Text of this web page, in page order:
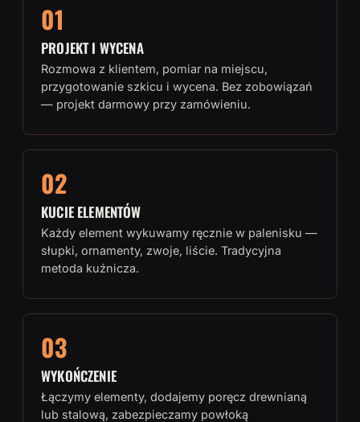
01
PROJEKT I WYCENA
Rozmowa z klientem, pomiar na miejscu,
przygotowanie szkicu i wycena. Bez zobowiązań
— projekt darmowy przy zamówieniu.
02
KUCIE ELEMENTÓW
Każdy element wykuwamy ręcznie w palenisku —
słupki, ornamenty, zwoje, liście. Tradycyjna
metoda kuźnicza.
03
WYKOŃCZENIE
Łączymy elementy, dodajemy poręcz drewnianą
lub stalową, zabezpieczamy powłoką